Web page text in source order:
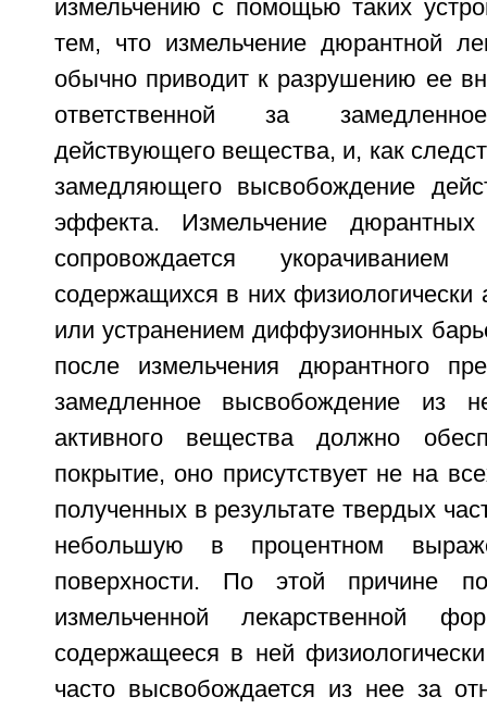
измельчению с помощью таких
тем, что измельчение дюрантной
обычно приводит к разрушению ее
ответственной за
действующего вещества, и, как
замедляющего высвобождение
эффекта. Измельчение
сопровождается
содержащихся в них физиологически
или устранением диффузионных
после измельчения дюрантного
замедленное высвобождение из
активного вещества должно
покрытие, оно присутствует не на
полученных в результате твердых
небольшую в процентном
поверхности. По этой причине
измельченной лекарственной
содержащееся в ней
часто высвобождается из нее за